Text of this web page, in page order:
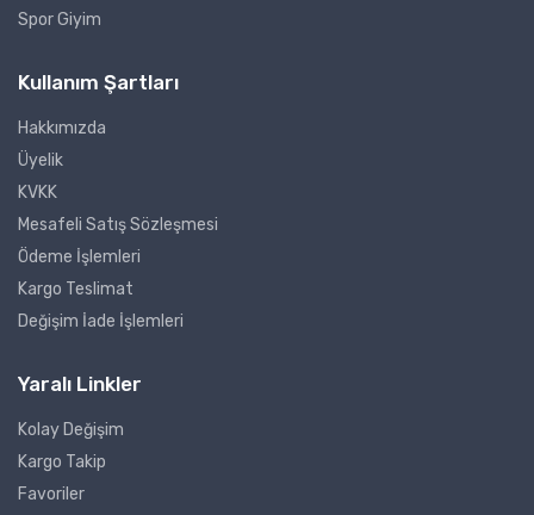
Spor Giyim
Kullanım Şartları
Hakkımızda
Üyelik
KVKK
Mesafeli Satış Sözleşmesi
Ödeme İşlemleri
Kargo Teslimat
Değişim İade İşlemleri
Yaralı Linkler
Kolay Değişim
Kargo Takip
Favoriler